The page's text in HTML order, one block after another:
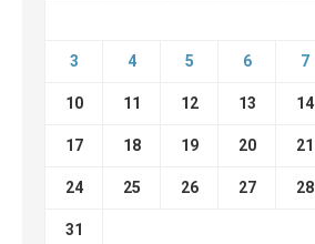
3 4 5 6 7
10 11 12 13 14
17 18 19 20 21
24 25 26 27 28
31